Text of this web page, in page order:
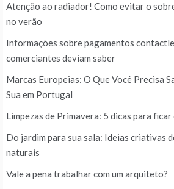
Atenção ao radiador! Como evitar o
no verão
Informações sobre pagamentos
comerciantes deviam saber
Marcas Europeias: O Que Você Precisa
Sua em Portugal
Limpezas de Primavera: 5 dicas para
Do jardim para sua sala: Ideias criativas
naturais
Vale a pena trabalhar com um arquiteto?